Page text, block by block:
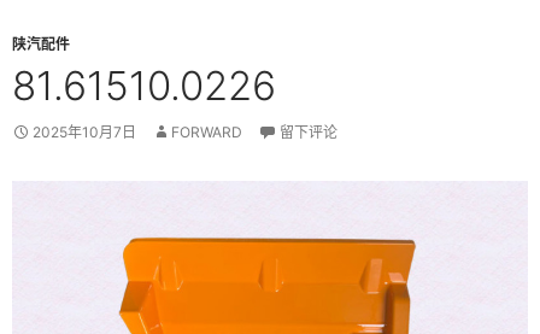
陕汽配件
81.61510.0226
2025年10月7日 FORWARD 留下评论